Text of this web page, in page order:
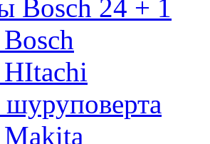
Bosch 24 + 1